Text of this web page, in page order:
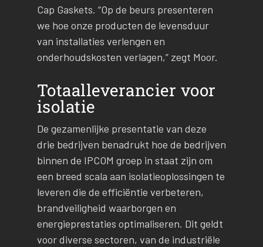
Cap Gaskets. “Op de beurs presenteren
we hoe onze producten de levensduur
van installaties verlengen en
onderhoudskosten verlagen,” zegt Moor.
Totaalleverancier voor
isolatie
De gezamenlijke presentatie van deze
drie bedrijven benadrukt hoe de bedrijven
binnen de IPCOM groep in staat zijn om
een breed scala aan isolatieoplossingen te
leveren die de efficiëntie verbeteren,
brandveiligheid waarborgen en
energieprestaties optimaliseren. Dit geldt
voor diverse sectoren, van de industriële